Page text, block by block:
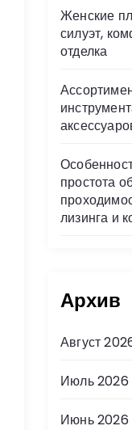
Женские
силуэт,
отделка
простота
лизинга и
Архив
Август
Июль 2026
Июнь 2026